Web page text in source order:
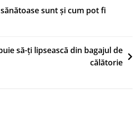
Accesoriile
Un
sunt și cum pot fi
să-ți lipsească din bagajul de
călătorie